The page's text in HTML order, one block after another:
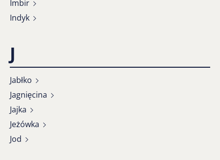
Imbir
Indyk
J
Jabłko
Jagnięcina
Jajka
Jeżówka
Jod